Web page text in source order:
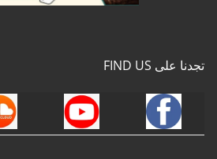
تجدنا على FIND US